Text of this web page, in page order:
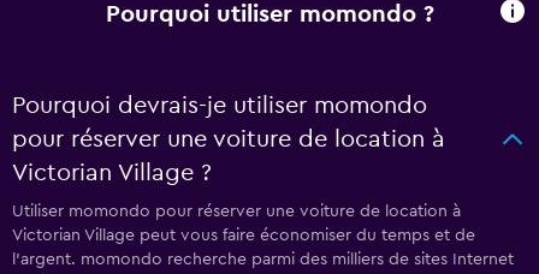
Pourquoi utiliser momondo ?
Pourquoi devrais-je utiliser momondo
pour réserver une voiture de location à
Victorian Village ?
Utiliser momondo pour réserver une voiture de location à
Victorian Village peut vous faire économiser du temps et de
l'argent. momondo recherche parmi des milliers de sites Internet